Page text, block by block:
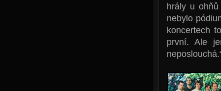
hrály u
nebylo
koncertech
první. Ale